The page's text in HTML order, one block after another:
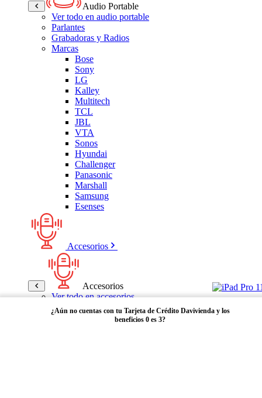
Audio Portable
Ver todo en audio portable
Parlantes
Grabadoras y Radios
Marcas
Bose
Sony
LG
Kalley
Multitech
TCL
JBL
VTA
Sonos
Hyundai
Challenger
Panasonic
Marshall
Samsung
Esenses
Accesorios
Accesorios
Ver todo en accesorios
Micrófonos
Bases
¿Aún no cuentas con tu Tarjeta de Crédito Davivienda y los
beneficios 0 es 3?